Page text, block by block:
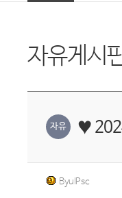
자유게시
자유 ♥
ByulPsc